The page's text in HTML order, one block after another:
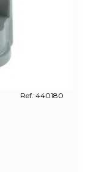
Ref. 440180